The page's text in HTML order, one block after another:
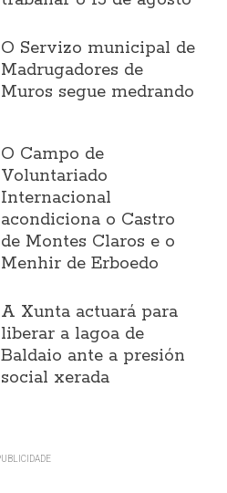
O Servizo municipal de
Madrugadores de
Muros segue medrando
O Campo de
Voluntariado
Internacional
acondiciona o Castro
de Montes Claros e o
Menhir de Erboedo
A Xunta actuará para
liberar a lagoa de
Baldaio ante a presión
social xerada